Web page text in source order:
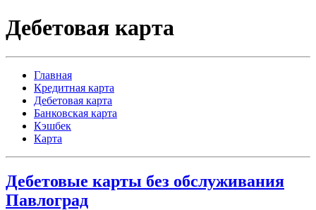
Дебетовая карта
Главная
Кредитная карта
Дебетовая карта
Банковская карта
Кэшбек
Карта
Дебетовые карты без обслуживания
Павлоград